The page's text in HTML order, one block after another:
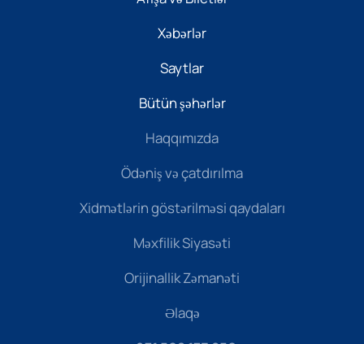
Xəbərlər
Saytlar
Bütün şəhərlər
Haqqımızda
Ödəniş və çatdırılma
Xidmətlərin göstərilməsi qaydaları
Məxfilik Siyasəti
Orijinallik Zəmanəti
Əlaqə